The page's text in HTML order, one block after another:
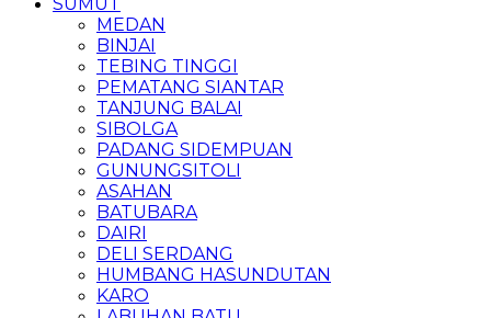
MEDAN
BINJAI
TEBING TINGGI
PEMATANG SIANTAR
TANJUNG BALAI
SIBOLGA
PADANG SIDEMPUAN
GUNUNGSITOLI
ASAHAN
BATUBARA
DAIRI
DELI SERDANG
HUMBANG HASUNDUTAN
KARO